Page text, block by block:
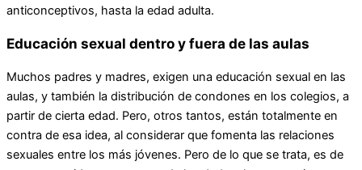
anticonceptivos, hasta la edad adulta.
Educación sexual dentro y fuera de las aulas
Muchos padres y madres, exigen una educación sexual en las
aulas, y también la distribución de condones en los colegios, a
partir de cierta edad. Pero, otros tantos, están totalmente en
contra de esa idea, al considerar que fomenta las relaciones
sexuales entre los más jóvenes. Pero de lo que se trata, es de